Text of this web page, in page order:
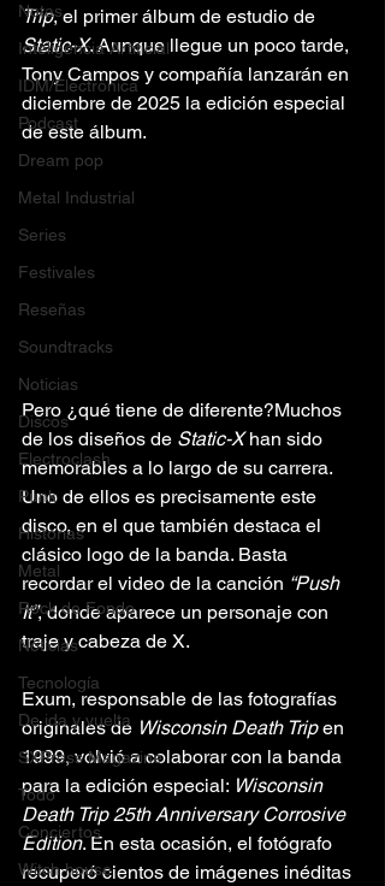
Notas
Inteligencia Artificial
IDM/Electrónica
Podcast
Dream pop
Metal Industrial
Series
Festivales
Reseñas
Soundtracks
Noticias
Discos
Electroclash
Punk
Historias
Metal
Rock de Fondo
Noticias
Tecnología
De ida y vuelta
SXPress Magazine
Todo
Conciertos
Witch house
Trip, el primer álbum de estudio de
Static-X. Aunque llegue un poco tarde,
Tony Campos y compañía lanzarán en
diciembre de 2025 la edición especial
de este álbum.
Pero ¿qué tiene de diferente?Muchos
de los diseños de Static-X han sido
memorables a lo largo de su carrera.
Uno de ellos es precisamente este
disco, en el que también destaca el
clásico logo de la banda. Basta
recordar el video de la canción “Push
It”, donde aparece un personaje con
traje y cabeza de X.
Exum, responsable de las fotografías
originales de Wisconsin Death Trip en
1999, volvió a colaborar con la banda
para la edición especial: Wisconsin
Death Trip 25th Anniversary Corrosive
Edition. En esta ocasión, el fotógrafo
recuperó cientos de imágenes inéditas